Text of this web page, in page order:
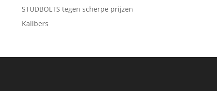
STUDBOLTS tegen scherpe prijzen
Kalibers